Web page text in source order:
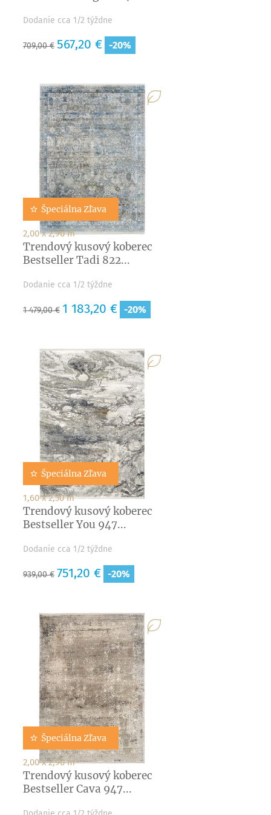
Dodanie cca 1/2 týždne
Základná
cena
709,00 € Cena
567,20 € -20%
Špeciálna Zľava
2,00 x 2,90 m
Trendový kusový koberec
Bestseller Tadi 822...
Dodanie cca 1/2 týždne
Základná
cena
1 479,00 € Cena
1 183,20 € -20%
Špeciálna Zľava
1,60 x 2,30 m
Trendový kusový koberec
Bestseller You 947...
Dodanie cca 1/2 týždne
Základná
cena
939,00 € Cena
751,20 € -20%
Špeciálna Zľava
2,00 x 2,90 m
Trendový kusový koberec
Bestseller Cava 947...